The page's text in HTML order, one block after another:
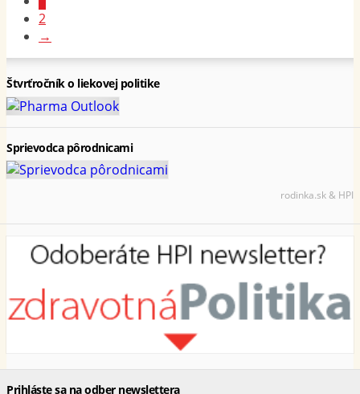
2
→
Štvrťročník o liekovej politike
Sprievodca pôrodnicami
rodinka.sk & HPI
Prihláste sa na odber newslettera